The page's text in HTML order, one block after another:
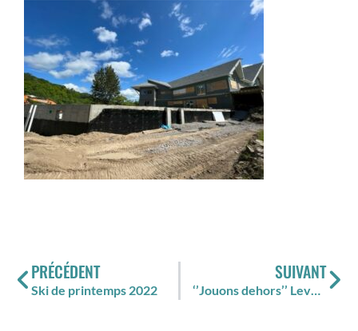
PRÉCÉDENT
Ski de printemps 2022
SUIVANT
‘’Jouons dehors’’ Levée de fonds virtuelle supportant les Sports de Glisse Adaptés du Canada.